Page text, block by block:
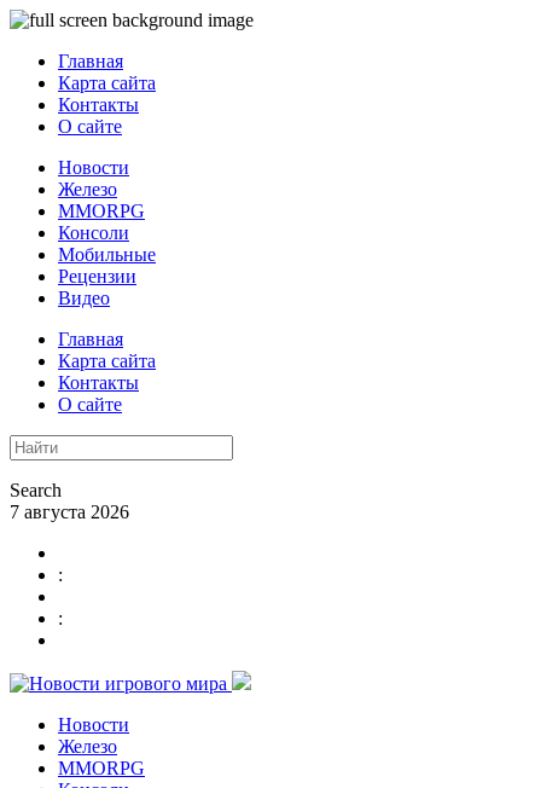
Главная
Карта сайта
Контакты
О сайте
Новости
Железо
MMORPG
Консоли
Мобильные
Рецензии
Видео
Главная
Карта сайта
Контакты
О сайте
Search
7 августа 2026
:
:
Новости
Железо
MMORPG